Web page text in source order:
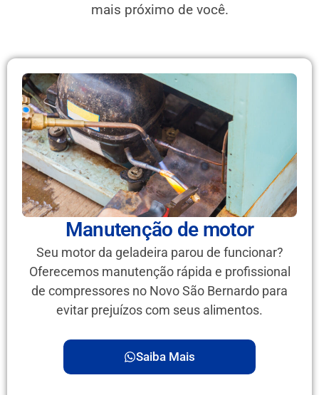
mais próximo de você.
Manutenção de motor
Seu motor da geladeira parou de funcionar?
Oferecemos manutenção rápida e profissional
de compressores no Novo São Bernardo para
evitar prejuízos com seus alimentos.
Saiba Mais